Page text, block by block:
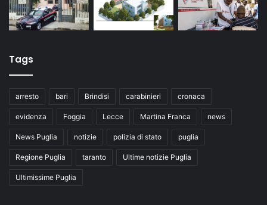
Tags
arresto bari Brindisi carabinieri cronaca
evidenza Foggia Lecce Martina Franca news
News Puglia notizie polizia di stato puglia
Regione Puglia taranto Ultime notizie Puglia
Ultimissime Puglia